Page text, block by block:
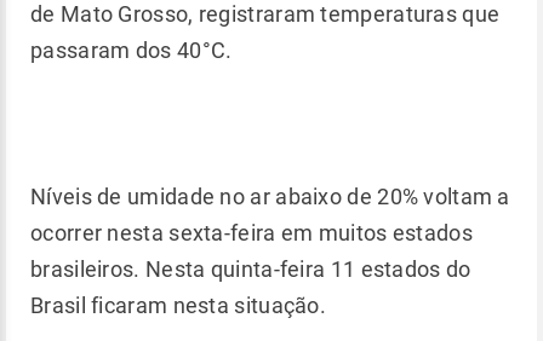
de Mato Grosso, registraram temperaturas que
passaram dos 40°C.
Níveis de umidade no ar abaixo de 20% voltam a
ocorrer nesta sexta-feira em muitos estados
brasileiros. Nesta quinta-feira 11 estados do
Brasil ficaram nesta situação.